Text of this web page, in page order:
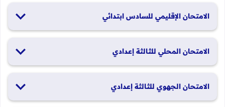
الامتحان الإقليمي للسادس ابتدائي
الامتحان المحلي للثالثة إعدادي
الامتحان الجهوي للثالثة إعدادي